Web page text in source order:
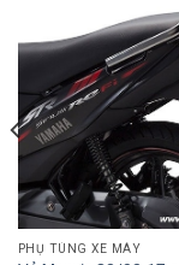
PHỤ TÙNG XE MÁY